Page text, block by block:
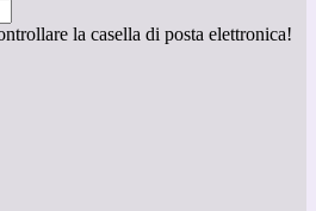
la casella di posta elettronica!